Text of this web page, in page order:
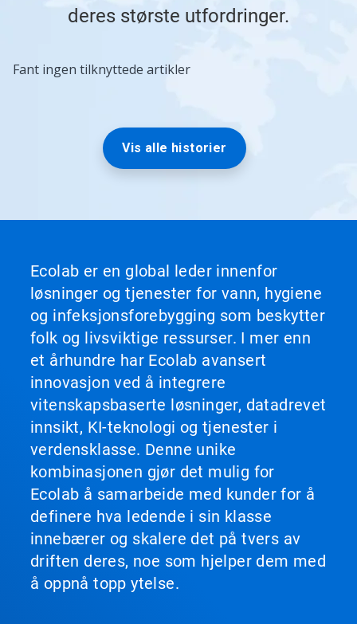
deres største utfordringer.
Fant ingen tilknyttede artikler
Vis alle historier
Ecolab er en global leder innenfor
løsninger og tjenester for vann, hygiene
og infeksjonsforebygging som beskytter
folk og livsviktige ressurser. I mer enn
et århundre har Ecolab avansert
innovasjon ved å integrere
vitenskapsbaserte løsninger, datadrevet
innsikt, KI-teknologi og tjenester i
verdensklasse. Denne unike
kombinasjonen gjør det mulig for
Ecolab å samarbeide med kunder for å
definere hva ledende i sin klasse
innebærer og skalere det på tvers av
driften deres, noe som hjelper dem med
å oppnå topp ytelse.